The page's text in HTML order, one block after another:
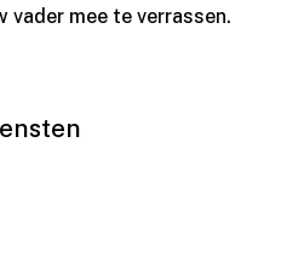
vader mee te verrassen.